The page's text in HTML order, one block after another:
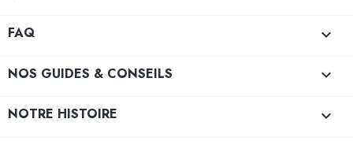
FAQ 
NOS GUIDES & CONSEILS 
NOTRE HISTOIRE 